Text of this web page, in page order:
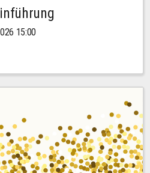
15:00
Servicestelle LehreLernen)